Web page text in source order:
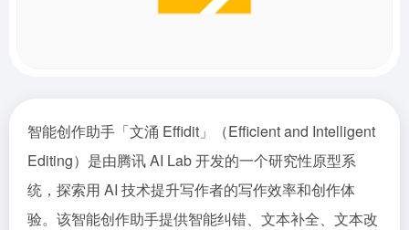
智能创作助手「文涌 Effidit」（Efficient and Intelligent
Editing）是由腾讯 AI Lab 开发的一个研究性原型系
统，探索用 AI 技术提升写作者的写作效率和创作体
验。该智能创作助手提供智能纠错、文本补全、文本改